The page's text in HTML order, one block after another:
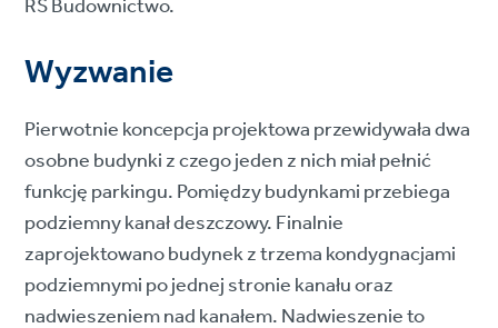
Wyzwanie
Pierwotnie koncepcja projektowa przewidywała dwa
osobne budynki z czego jeden z nich miał pełnić
funkcję parkingu. Pomiędzy budynkami przebiega
podziemny kanał deszczowy. Finalnie
zaprojektowano budynek z trzema kondygnacjami
podziemnymi po jednej stronie kanału oraz
nadwieszeniem nad kanałem. Nadwieszenie to